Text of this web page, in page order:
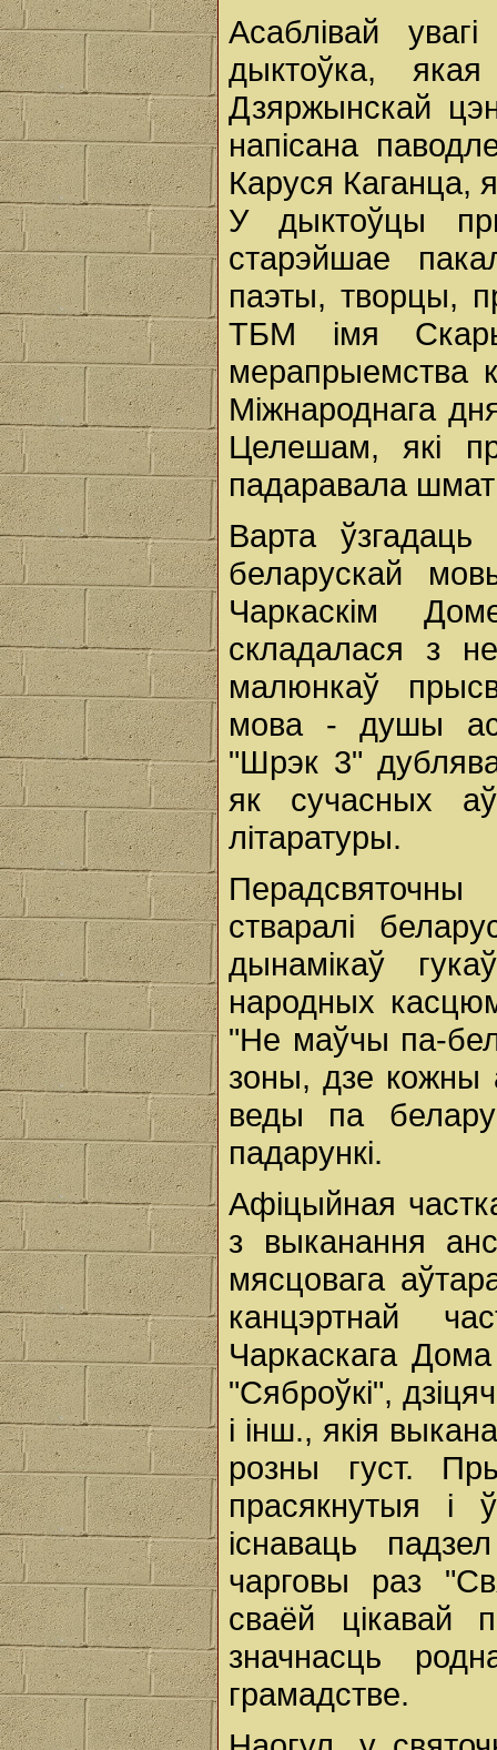
Асаблівай
дыктоўка,
Дзяржынскай
напісана
Каруся Каганца,
У дыктоўцы
старэйшае
паэты, творцы,
ТБМ імя
мерапрыемства
Міжнароднага
Целешам, які
падаравала
Варта
беларускай
Чаркаскім
складалася з
малюнкаў
мова - душы
"Шрэк 3"
як сучасных
літаратуры.
стваралі
дынамікаў
народных
"Не маўчы па-
зоны, дзе кожны
веды па
падарункі.
Афіцыйная
з выканання
мясцовага
канцэртнай
Чаркаскага
"Сяброўкі",
і інш., якія
розны густ.
прасякнутыя і
існаваць
чарговы раз
сваёй цікавай
значнасць
грамадстве.